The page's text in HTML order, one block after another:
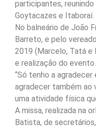
participantes,
Goytacazes e
No balneário de João
Barreto, e pelo
2019 (Marcelo, Tatá e
e realização do evento.
“Só tenho a
agradecer também ao
uma atividade física
A missa, realizada na
Batista, de